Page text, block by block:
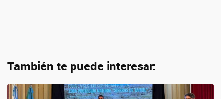
También te puede interesar: